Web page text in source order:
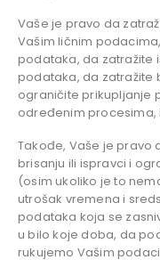
Vaše je pravo da
Vašim ličnim
podataka, da zatražite
podataka, da zatražite
ograničite prikupljanje
određenim procesima,
Takođe, Vaše je pravo
brisanju ili ispravci i
(osim ukoliko je to
utrošak vremena i
podataka koja se
u bilo koje doba, da
rukujemo Vašim